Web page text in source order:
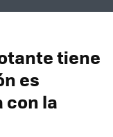
tiene
es
con la